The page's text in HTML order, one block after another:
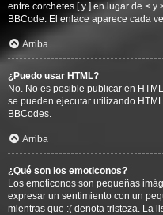
entre corchetes [ y ] en lugar de <
BBCode. El enlace aparece cada
Arriba
¿Puedo usar HTML?
No. No es posible publicar en
se pueden ejecutar utilizando
BBCodes.
Arriba
¿Qué son los emoticonos?
Los emoticonos son pequeñas
expresar un sentimiento con un
mientras que :( denota tristeza. La